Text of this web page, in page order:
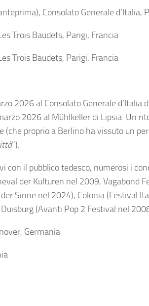
Consolato Generale d’Italia,
Trois Baudets, Parigi, Francia
Trois Baudets, Parigi, Francia
2026 al Consolato Generale d’Italia
2026 al Mühlkeller di Lipsia. Un
proprio a Berlino ha vissuto un
”).
con il pubblico tedesco, numerosi i
der Kulturen nel 2009, Vagabond
Sinne nel 2024), Colonia (Festival
(Avanti Pop 2 Festival nel
Germania